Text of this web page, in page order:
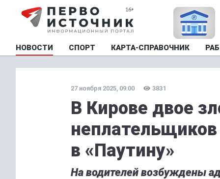
НОВОСТИ СПОРТ КАРТА-СПРАВОЧНИК
27 ноября 2025, 09:00 3831
В Кирове двое
в «Паутину»
На водителей возбуждены